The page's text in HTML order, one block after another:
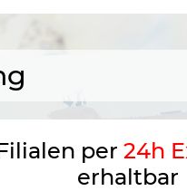
per 24h
erhaltbar